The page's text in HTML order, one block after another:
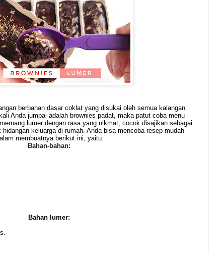
berbahan dasar coklat yang disukai oleh semua kalangan.
Anda jumpai adalah brownies padat, maka patut coba menu
lumer dengan rasa yang nikmat, cocok disajikan sebagai
keluarga di rumah. Anda bisa mencoba resep mudah
membuatnya berikut ini, yaitu:
Bahan-bahan:
Bahan lumer: